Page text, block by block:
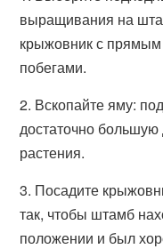
выращивания на
крыжовник с
побегами.
2. Вскопайте яму:
достаточно
растения.
3. Посадите
так, чтобы штамб
положении и был